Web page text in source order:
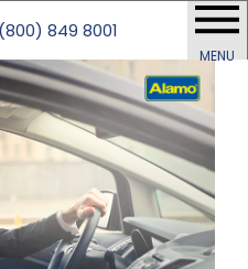
(800) 849 8001
MENU